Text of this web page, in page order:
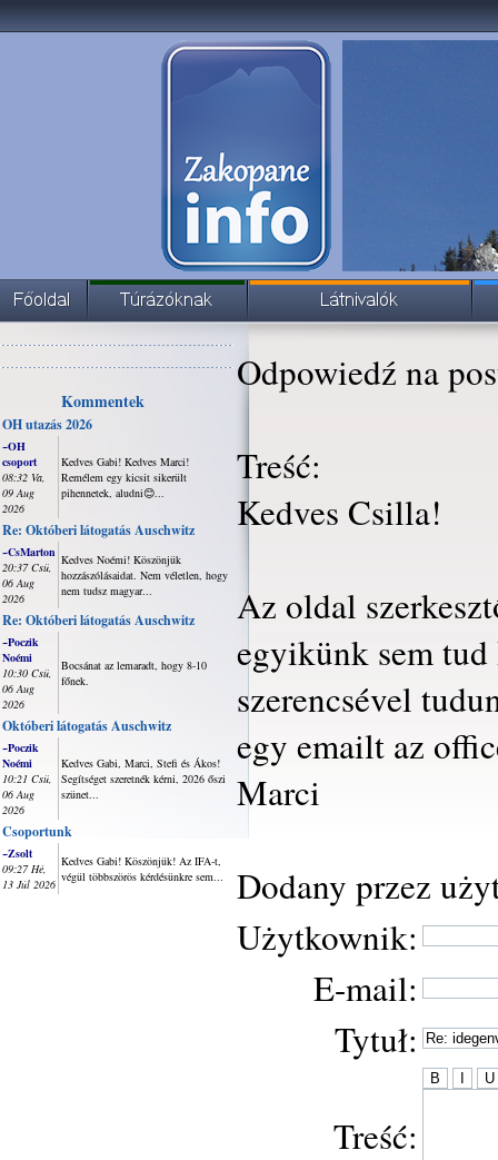
Kommentek
OH utazás 2026
~OH
csoport
08:32 Va,
09 Aug
2026
Kedves Gabi! Kedves Marci!
Remélem egy kicsit sikerült
pihennetek, aludni😊...
Re: Októberi látogatás Auschwitz
~CsMarton
20:37 Csü,
06 Aug
2026
Kedves Noémi! Köszönjük
hozzászólásaidat. Nem véletlen, hogy
nem tudsz magyar...
Re: Októberi látogatás Auschwitz
~Poczik
Noémi
10:30 Csü,
06 Aug
2026
Bocsánat az lemaradt, hogy 8-10
főnek.
Októberi látogatás Auschwitz
~Poczik
Noémi
10:21 Csü,
06 Aug
2026
Kedves Gabi, Marci, Stefi és Ákos!
Segítséget szeretnék kérni, 2026 őszi
szünet...
Csoportunk
~Zsolt
09:27 Hé,
13 Júl 2026
Kedves Gabi! Köszönjük! Az IFA-t,
végül többszörös kérdésünkre sem...
Odpowiedź na
Treść:
Kedves Csilla!
Az oldal
egyikünk sem
szerencsével
egy emailt az
Marci
Dodany przez
Użytkownik:
E-mail:
Tytuł:
Treść: